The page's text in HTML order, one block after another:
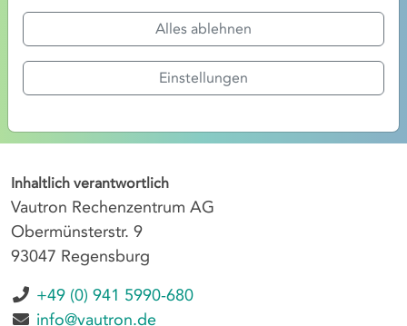
ABUSE REPORT
Inhaltlich verantwortlich
Vautron Rechenzentrum AG
Obermünsterstr. 9
93047 Regensburg
+49 (0) 941 5990-680
info@vautron.de
Einstellungen
Alles ablehnen